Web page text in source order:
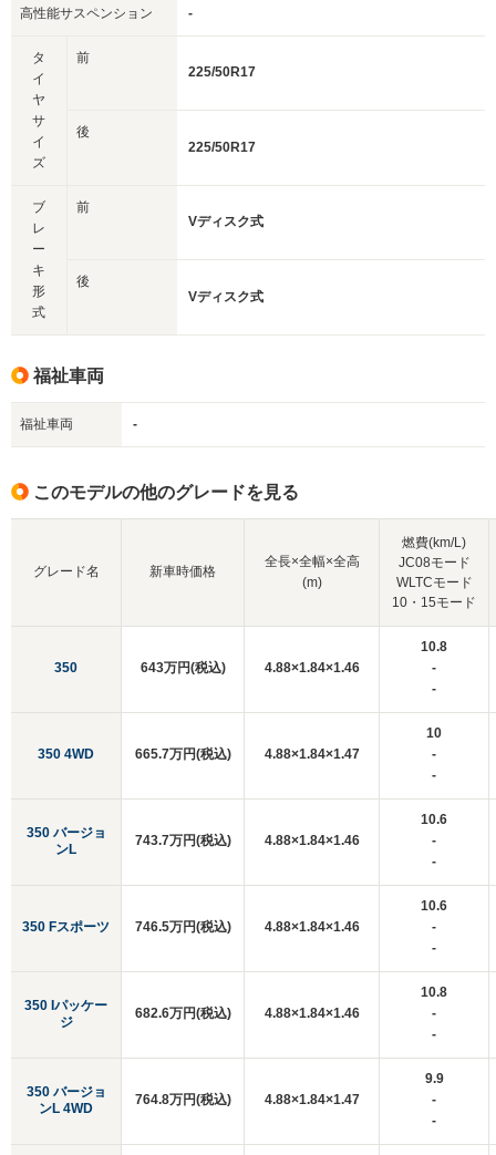
高性能サスペンション -
タ
イ
ヤ
サ
イ
ズ
前
225/50R17
後
225/50R17
ブ
レ
ー
キ
形
式
前
Vディスク式
後
Vディスク式
福祉車両
福祉車両 -
このモデルの他のグレードを見る
グレード名
350
350 4WD
350 バージョ
ンL
350 Fスポーツ
350 Iパッケー
ジ
350 バージョ
ンL 4WD
新車時価格
全長×全幅×全高
(m)
燃費(km/L)
JC08モード
WLTCモード
10・15モード
643万円(税込) 4.88×1.84×1.46
10.8
-
-
665.7万円(税込) 4.88×1.84×1.47
10
-
-
743.7万円(税込) 4.88×1.84×1.46
10.6
-
-
746.5万円(税込) 4.88×1.84×1.46
10.6
-
-
682.6万円(税込) 4.88×1.84×1.46
10.8
-
-
764.8万円(税込) 4.88×1.84×1.47
9.9
-
-